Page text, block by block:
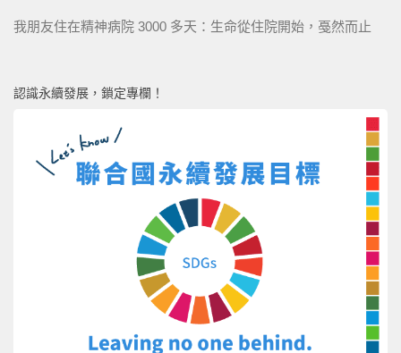
我朋友住在精神病院 3000 多天：生命從住院開始，戞然而止
認識永續發展，鎖定專欄！